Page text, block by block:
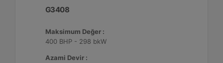
G3408
Maksimum Değer :
400 BHP - 298 bkW
Azami Devir :